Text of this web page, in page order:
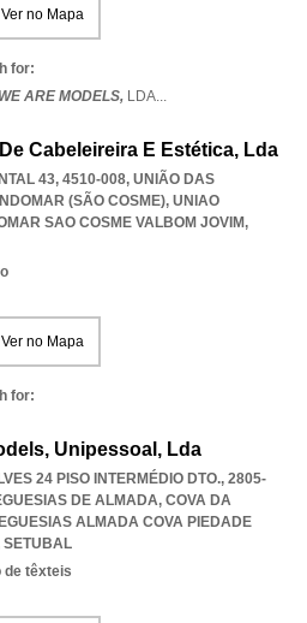
Ver no Mapa
for:
WE ARE MODELS, LDA...
Cabeleireira E Estética, Lda
43, 4510-008, UNIÃO DAS
(SÃO COSME), UNIAO
SAO COSME VALBOM JOVIM,
Ver no Mapa
for:
Unipessoal, Lda
24 PISO INTERMÉDIO DTO., 2805-
DE ALMADA, COVA DA
ALMADA COVA PIEDADE
SETUBAL
de têxteis